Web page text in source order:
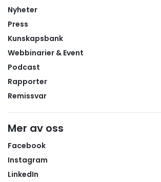
Nyheter
Press
Kunskapsbank
Webbinarier & Event
Podcast
Rapporter
Remissvar
Mer av oss
Facebook
Instagram
LinkedIn